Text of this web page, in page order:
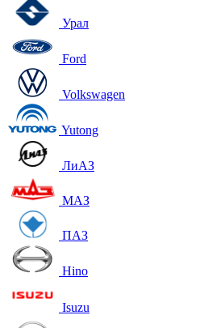
Урал
Ford
Volkswagen
Yutong
ЛиАЗ
МАЗ
ПАЗ
Hino
Isuzu